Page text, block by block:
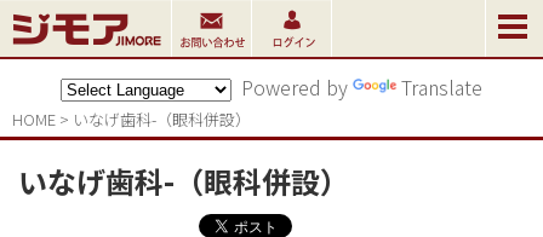
Powered by Translate
HOME > いなげ歯科-（眼科併設）
いなげ歯科-（眼科併設）